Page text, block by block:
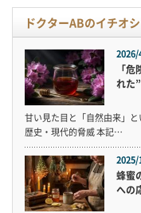
ドクターABのイチオシ
「
れた
甘い見た目と「自然由来」
歴史・現代的脅威 本記…
蜂蜜
への